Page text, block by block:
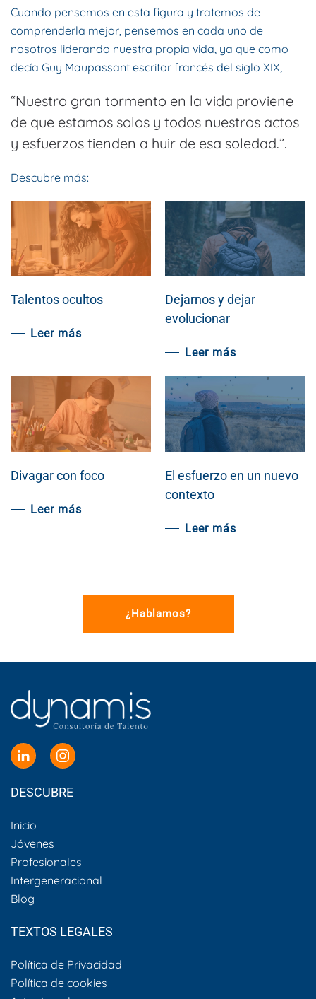
Cuando pensemos en esta figura y tratemos de
comprenderla mejor, pensemos en cada uno de
nosotros liderando nuestra propia vida, ya que como
decía Guy Maupassant escritor francés del siglo XIX,
“Nuestro gran tormento en la vida proviene
de que estamos solos y todos nuestros actos
y esfuerzos tienden a huir de esa soledad.”.
Descubre más:
Talentos ocultos
Leer más
Dejarnos y dejar
evolucionar
Leer más
Divagar con foco
Leer más
El esfuerzo en un nuevo
contexto
Leer más
¿Hablamos?
DESCUBRE
Inicio
Jóvenes
Profesionales
Intergeneracional
Blog
TEXTOS LEGALES
Política de Privacidad
Política de cookies